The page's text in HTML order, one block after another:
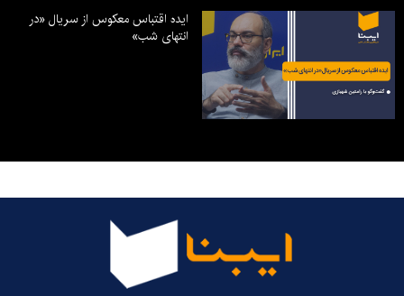
ایده اقتباس معکوس از سریال «در
انتهای شب»